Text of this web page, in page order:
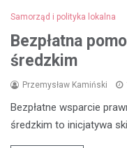
Samorząd i polityka lokalna
Bezpłatna
średzkim
Przemysław Kamiński
Bezpłatne wsparcie
średzkim to inicjatywa